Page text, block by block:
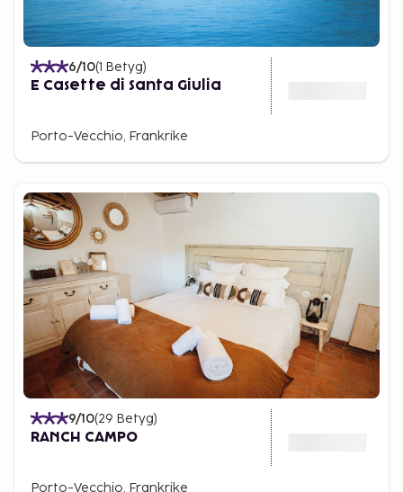
6/10(1 Betyg)
E Casette di Santa Giulia
Porto-Vecchio, Frankrike
9/10(29 Betyg)
RANCH CAMPO
Porto-Vecchio, Frankrike